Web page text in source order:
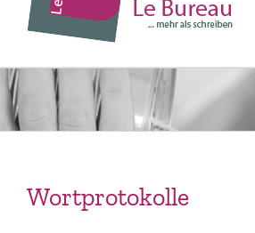
Wortprotokolle